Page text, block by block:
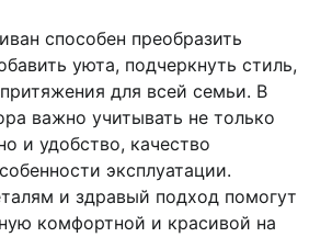
способен преобразить
уюта, подчеркнуть стиль,
для всей семьи. В
важно учитывать не только
и удобство, качество
эксплуатации.
и здравый подход помогут
комфортной и красивой на